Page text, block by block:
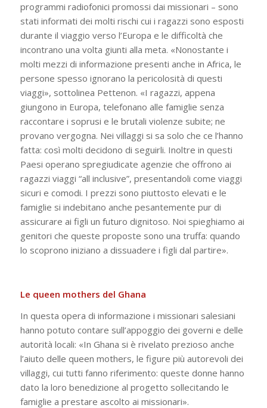
programmi radiofonici promossi dai missionari – sono
stati informati dei molti rischi cui i ragazzi sono esposti
durante il viaggio verso l’Europa e le difficoltà che
incontrano una volta giunti alla meta. «Nonostante i
molti mezzi di informazione presenti anche in Africa, le
persone spesso ignorano la pericolosità di questi
viaggi», sottolinea Pettenon. «I ragazzi, appena
giungono in Europa, telefonano alle famiglie senza
raccontare i soprusi e le brutali violenze subite; ne
provano vergogna. Nei villaggi si sa solo che ce l’hanno
fatta: così molti decidono di seguirli. Inoltre in questi
Paesi operano spregiudicate agenzie che offrono ai
ragazzi viaggi “all inclusive”, presentandoli come viaggi
sicuri e comodi. I prezzi sono piuttosto elevati e le
famiglie si indebitano anche pesantemente pur di
assicurare ai figli un futuro dignitoso. Noi spieghiamo ai
genitori che queste proposte sono una truffa: quando
lo scoprono iniziano a dissuadere i figli dal partire».
Le queen mothers del Ghana
In questa opera di informazione i missionari salesiani
hanno potuto contare sull’appoggio dei governi e delle
autorità locali: «In Ghana si è rivelato prezioso anche
l’aiuto delle queen mothers, le figure più autorevoli dei
villaggi, cui tutti fanno riferimento: queste donne hanno
dato la loro benedizione al progetto sollecitando le
famiglie a prestare ascolto ai missionari».